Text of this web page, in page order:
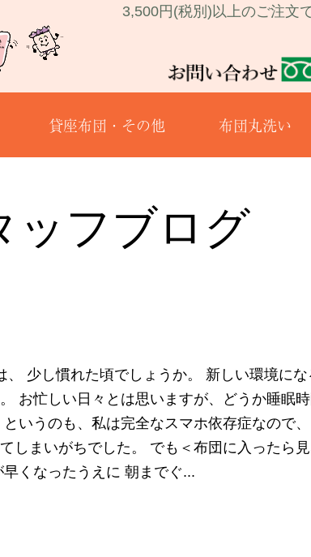
3,500円(税別)以上のご注文
貸座布団・その他 布団丸洗い
ッフブログ
少し慣れた頃でしょうか。 新しい環境にな
お忙しい日々とは思いますが、どうか睡眠
いうのも、私は完全なスマホ依存症なので
しまいがちでした。 でも＜布団に入ったら
くなったうえに 朝までぐ...